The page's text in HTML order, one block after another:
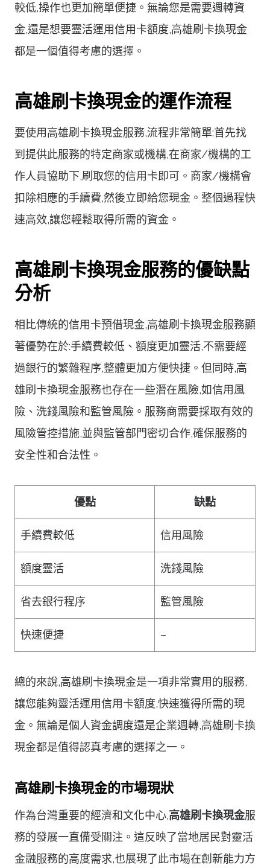
較低,操作也更加簡單便捷。無論您是需要週轉資
金,還是想要靈活運用信用卡額度,高雄刷卡換現金
都是一個值得考慮的選擇。
高雄刷卡換現金的運作流程
要使用高雄刷卡換現金服務,流程非常簡單:首先找
到提供此服務的特定商家或機構,在商家/機構的工
作人員協助下,刷取您的信用卡即可。商家/機構會
扣除相應的手續費,然後立即給您現金。整個過程快
速高效,讓您輕鬆取得所需的資金。
高雄刷卡換現金服務的優缺點
分析
相比傳統的信用卡預借現金,高雄刷卡換現金服務顯
著優勢在於:手續費較低、額度更加靈活,不需要經
過銀行的繁雜程序,整體更加方便快捷。但同時,高
雄刷卡換現金服務也存在一些潛在風險,如信用風
險、洗錢風險和監管風險。服務商需要採取有效的
風險管控措施,並與監管部門密切合作,確保服務的
安全性和合法性。
優點 缺點
手續費較低 信用風險
額度靈活 洗錢風險
省去銀行程序 監管風險
快速便捷 –
總的來說,高雄刷卡換現金是一項非常實用的服務,
讓您能夠靈活運用信用卡額度,快速獲得所需的現
金。無論是個人資金調度還是企業週轉,高雄刷卡換
現金都是值得認真考慮的選擇之一。
高雄刷卡換現金的市場現狀
作為台灣重要的經濟和文化中心,高雄刷卡換現金服
務的發展一直備受關注。這反映了當地居民對靈活
金融服務的高度需求,也展現了此市場在創新能力方